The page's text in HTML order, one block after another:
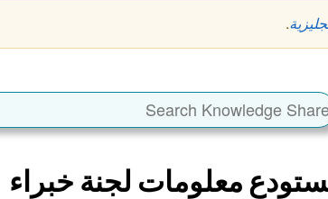
.
معلومات لجنة خبراء